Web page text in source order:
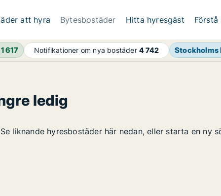
att hyra Bytesbostäder Hitta hyresgäst Förstå
1 617 Notifikationer om nya bostäder4 742 Stockholms
ledig
liknande hyresbostäder här nedan, eller starta en ny